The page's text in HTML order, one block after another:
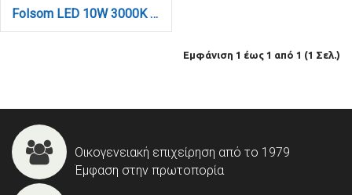
Folsom LED 10W 3000K Outdoor Wall Lamp Black D:45x80x600 mm (80205811)
Εμφάνιση 1 έως 1 από 1 (1 Σελ.)
Οικογενειακή επιχείρηση από το 1979
Έμφαση στην πρωτοπορία